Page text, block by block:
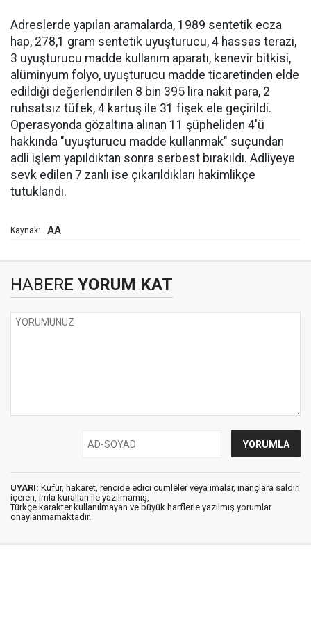
Adreslerde yapılan aramalarda, 1989 sentetik ecza
hap, 278,1 gram sentetik uyuşturucu, 4 hassas terazi,
3 uyuşturucu madde kullanım aparatı, kenevir bitkisi,
alüminyum folyo, uyuşturucu madde ticaretinden elde
edildiği değerlendirilen 8 bin 395 lira nakit para, 2
ruhsatsız tüfek, 4 kartuş ile 31 fişek ele geçirildi.
Operasyonda gözaltına alınan 11 şüpheliden 4'ü
hakkında "uyuşturucu madde kullanmak" suçundan
adli işlem yapıldıktan sonra serbest bırakıldı. Adliyeye
sevk edilen 7 zanlı ise çıkarıldıkları hakimlikçe
tutuklandı.
Kaynak: AA
HABERE YORUM KAT
UYARI: Küfür, hakaret, rencide edici cümleler veya imalar, inançlara saldırı
içeren, imla kuralları ile yazılmamış,
Türkçe karakter kullanılmayan ve büyük harflerle yazılmış yorumlar
onaylanmamaktadır.